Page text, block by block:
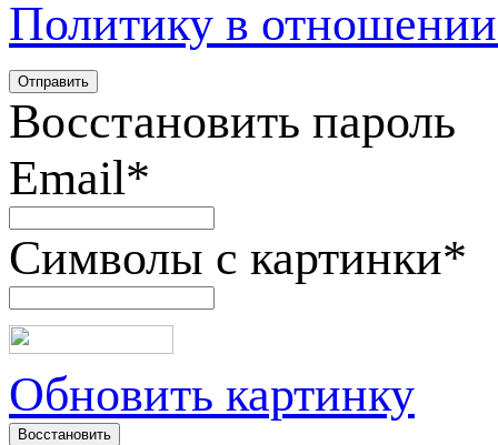
Политику в
Восстановить пароль
Email*
Символы с картинки*
Обновить картинку